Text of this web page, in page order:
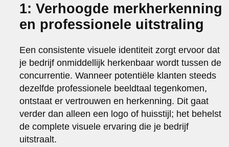
1: Verhoogde merkherkenning
en professionele uitstraling
Een consistente visuele identiteit zorgt ervoor dat
je bedrijf onmiddellijk herkenbaar wordt tussen de
concurrentie. Wanneer potentiële klanten steeds
dezelfde professionele beeldtaal tegenkomen,
ontstaat er vertrouwen en herkenning. Dit gaat
verder dan alleen een logo of huisstijl; het behelst
de complete visuele ervaring die je bedrijf
uitstraalt.